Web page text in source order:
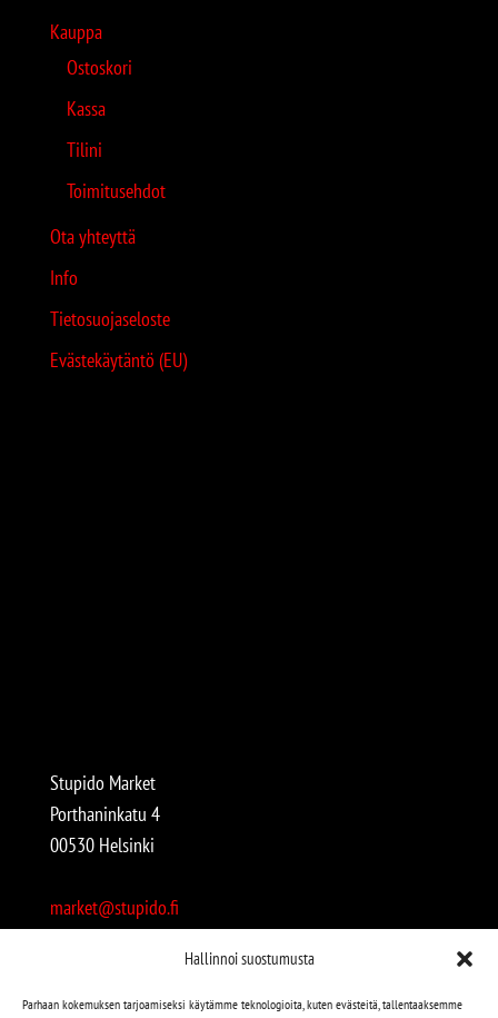
Hallinnoi suostumusta
Parhaan kokemuksen tarjoamiseksi käytämme teknologioita, kuten evästeitä, tallentaaksemme
Kauppa
Ostoskori
Kassa
Tilini
Toimitusehdot
Ota yhteyttä
Info
Tietosuojaseloste
Evästekäytäntö (EU)
Stupido Market
Porthaninkatu 4
00530 Helsinki
market@stupido.fi
Avoinna: